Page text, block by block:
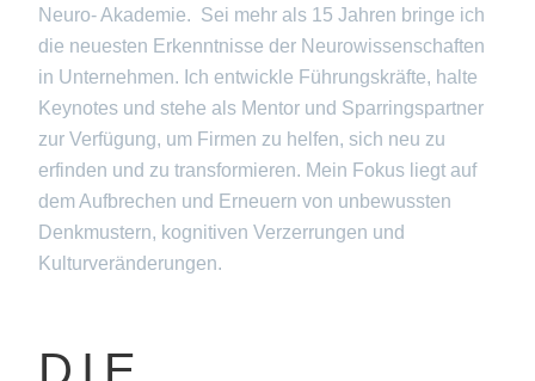
Neuro- Akademie. Sei mehr als 15 Jahren bringe ich
die neuesten Erkenntnisse der Neurowissenschaften
in Unternehmen. Ich entwickle Führungskräfte, halte
Keynotes und stehe als Mentor und Sparringspartner
zur Verfügung, um Firmen zu helfen, sich neu zu
erfinden und zu transformieren. Mein Fokus liegt auf
dem Aufbrechen und Erneuern von unbewussten
Denkmustern, kognitiven Verzerrungen und
Kulturveränderungen.